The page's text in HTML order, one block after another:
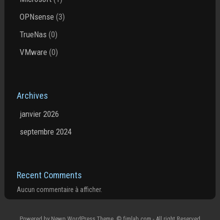
OPNsense (3)
TrueNas (0)
VMware (0)
Archives
janvier 2026
septembre 2024
Recent Comments
Aucun commentaire à afficher.